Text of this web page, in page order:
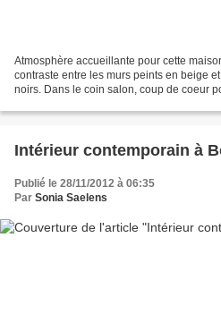
Atmosphère accueillante pour cette
contraste entre les murs peints en beige
noirs. Dans le coin salon, coup de coeur
Intérieur contemporain à
Publié le 28/11/2012 à 06:35
Par Sonia Saelens